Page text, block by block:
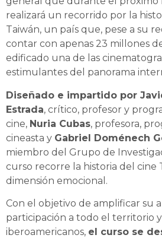
realizará un recorrido por la
Taiwán, un país que, pese a su
contar con apenas 23 millones
edificado una de las
estimulantes del panorama
Diseñado e impartido por
Estrada, crítico, profesor y
cine, Nuria Cubas, profesora,
cineasta y Gabriel Doménech
miembro del Grupo de
curso recorre la historia del cine
dimensión emocional.
Con el objetivo de amplificar su
participación a todo el territorio
iberoamericanos, el curso se